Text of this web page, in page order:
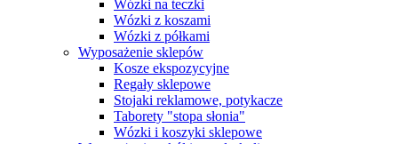
Wózki na teczki
Wózki z koszami
Wózki z półkami
Wyposażenie sklepów
Kosze ekspozycyjne
Regały sklepowe
Stojaki reklamowe, potykacze
Taborety "stopa słonia"
Wózki i koszyki sklepowe